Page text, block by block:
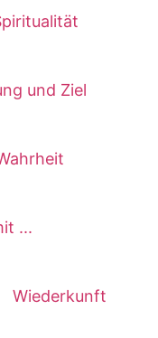
und Ziel
...
Wiederkunft